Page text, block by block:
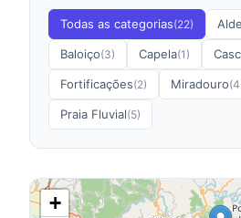
Todas as categorias(22)
Baloiço(3) Capela(1)
Fortificações(2) Miradouro
Praia Fluvial(5)
+